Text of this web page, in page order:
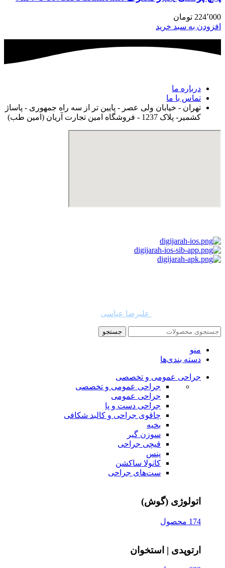
224٬000 تومان
افزودن به سبد خرید
درباره ما
تماس با ما
تهران - خیابان ولی عصر - پایین تر از سه راه جمهوری - پاساژ
کشمیر- پلاک 1237 - فروشگاه امین تجارت آریان (امین طب)
علیرضا عباسی
جستجو
منو
دسته بندی‌ها
جراحی عمومی و تخصصی
جراحی عمومی و تخصصی
جراحی عمومی
جراحی دست و پا
چاقوی جراحی و کالبد شکافی
بخیه
سوزن‌ گیر
قیچی‌ جراحی
پنس
کانولا ساکشن
ست‌های جراحی
اتولوژی (گوش)
174 محصول
ارتوپدی | استخوان